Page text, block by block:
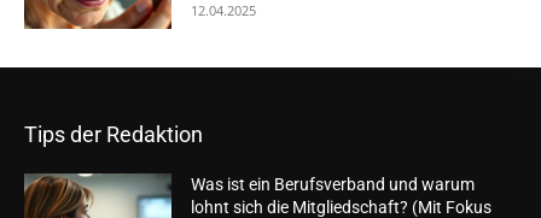
12.04.2025
Tips der Redaktion
Was ist ein Berufsverband und warum
lohnt sich die Mitgliedschaft? (Mit Fokus